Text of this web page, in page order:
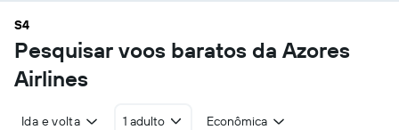
S4
Pesquisar voos baratos da Azores
Airlines
Ida e volta 1 adulto Econômica